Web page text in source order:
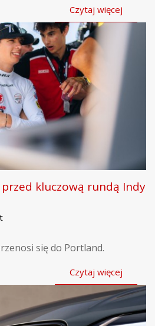
Czytaj więcej
kluczową rundą Indy
się do Portland.
Czytaj więcej